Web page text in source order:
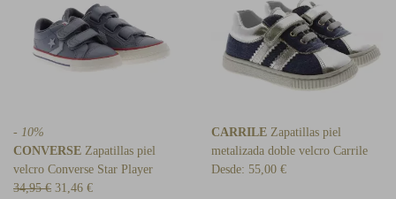
- 10%
CONVERSE Zapatillas piel
velcro Converse Star Player
34,95 € 31,46 €
CARRILE Zapatillas piel
metalizada doble velcro Carrile
Desde: 55,00 €